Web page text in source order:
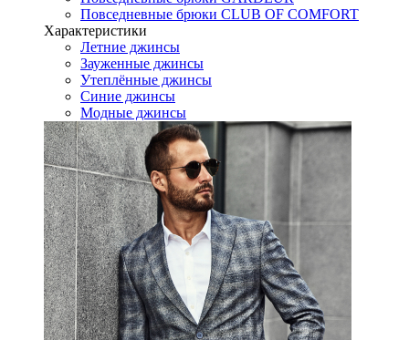
Повседневные брюки CLUB OF COMFORT
Характеристики
Летние джинсы
Зауженные джинсы
Утеплённые джинсы
Синие джинсы
Модные джинсы